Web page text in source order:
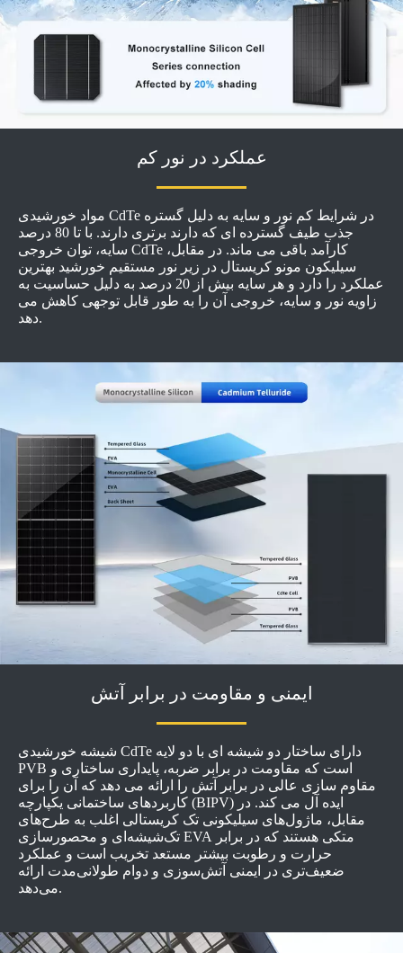
عملکرد در نور کم
مواد خورشیدی CdTe در شرایط کم نور و سایه به دلیل گستره
جذب طیف گسترده ای که دارند برتری دارند. با تا 80 درصد
سایه، توان خروجی CdTe کارآمد باقی می ماند. در مقابل،
سیلیکون مونو کریستال در زیر نور مستقیم خورشید بهترین
عملکرد را دارد و هر سایه بیش از 20 درصد به دلیل حساسیت به
زاویه نور و سایه، خروجی آن را به طور قابل توجهی کاهش می
دهد.
ایمنی و مقاومت در برابر آتش
شیشه خورشیدی CdTe دارای ساختار دو شیشه ای با دو لایه
PVB است که مقاومت در برابر ضربه، پایداری ساختاری و
مقاوم سازی عالی در برابر آتش را ارائه می دهد که آن را برای
کاربردهای ساختمانی یکپارچه (BIPV) ایده آل می کند. در
مقابل، ماژول‌های سیلیکونی تک کریستالی اغلب به طرح‌های
تک‌شیشه‌ای و محصورسازی EVA متکی هستند که در برابر
حرارت و رطوبت بیشتر مستعد تخریب است و عملکرد
ضعیف‌تری در ایمنی آتش‌سوزی و دوام طولانی‌مدت ارائه
می‌دهد.